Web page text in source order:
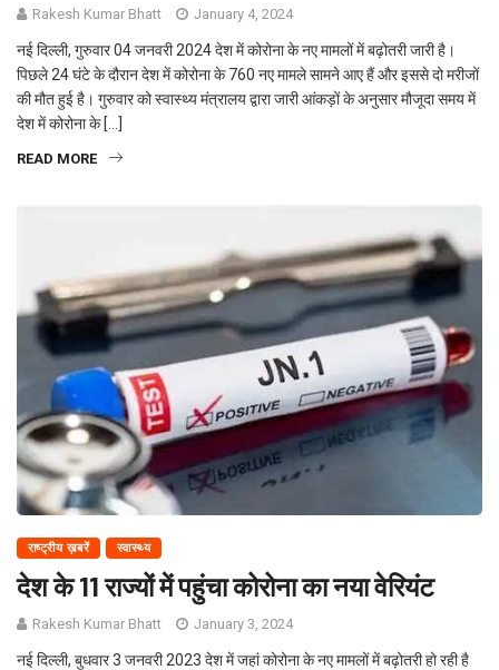
Rakesh Kumar Bhatt January 4, 2024
नई दिल्ली, गुरुवार 04 जनवरी 2024 देश में कोरोना के नए मामलों में बढ़ोतरी जारी है।
पिछले 24 घंटे के दौरान देश में कोरोना के 760 नए मामले सामने आए हैं और इससे दो मरीजों
की मौत हुई है। गुरुवार को स्वास्थ्य मंत्रालय द्वारा जारी आंकड़ों के अनुसार मौजूदा समय में
देश में कोरोना के […]
READ MORE
राष्ट्रीय ख़बरें स्वास्थ्य
देश के 11 राज्यों में पहुंचा कोरोना का नया वेरियंट
Rakesh Kumar Bhatt January 3, 2024
नई दिल्ली, बुधवार 3 जनवरी 2023 देश में जहां कोरोना के नए मामलों में बढ़ोतरी हो रही है